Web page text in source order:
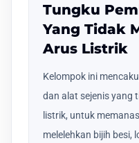
Tungku
Yang Tidak
Arus Listrik
Kelompok ini
dan alat sejenis yang
listrik, untuk
melelehkan bijih besi,